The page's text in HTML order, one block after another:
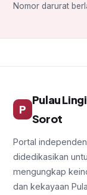
Nomor darurat
P
Pulau
Sorot
Portal
didedikasikan
mengungkap
dan kekayaan